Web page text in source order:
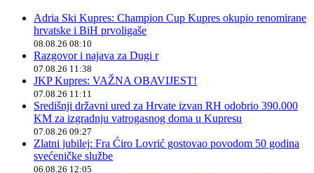
Adria Ski Kupres: Champion Cup Kupres okupio renomirane
hrvatske i BiH prvoligaše
08.08.26 08:10
Razgovor i najava za Dugi r
07.08.26 11:38
JKP Kupres: VAŽNA OBAVIJEST!
07.08.26 11:11
Središnji državni ured za Hrvate izvan RH odobrio 390.000
KM za izgradnju vatrogasnog doma u Kupresu
07.08.26 09:27
Zlatni jubilej: Fra Ćiro Lovrić gostovao povodom 50 godina
svećeničke službe
06.08.26 12:05